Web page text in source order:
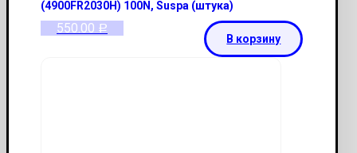
(4900FR2030H) 100N, Suspa (штука)
550.00 Р
В корзину